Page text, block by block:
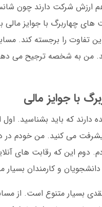
هم ارزش شرکت دارند چون
چهاربرگ با جوایز مالی
تفاوت را برجسته کند.
من به شخصه ترجیح می
با جوایز مالی
دارند که باید بشناسید.
می کنید. من خودم
این که رقابت های
و کارمندان
بسیار متنوع است. از